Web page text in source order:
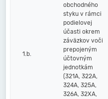
1.b.
obchodného
styku v rámci
podielovej
účasti okrem
záväzkov voči
prepojeným
účtovným
jednotkám
(321A, 322A,
324A, 325A,
326A, 32XA,